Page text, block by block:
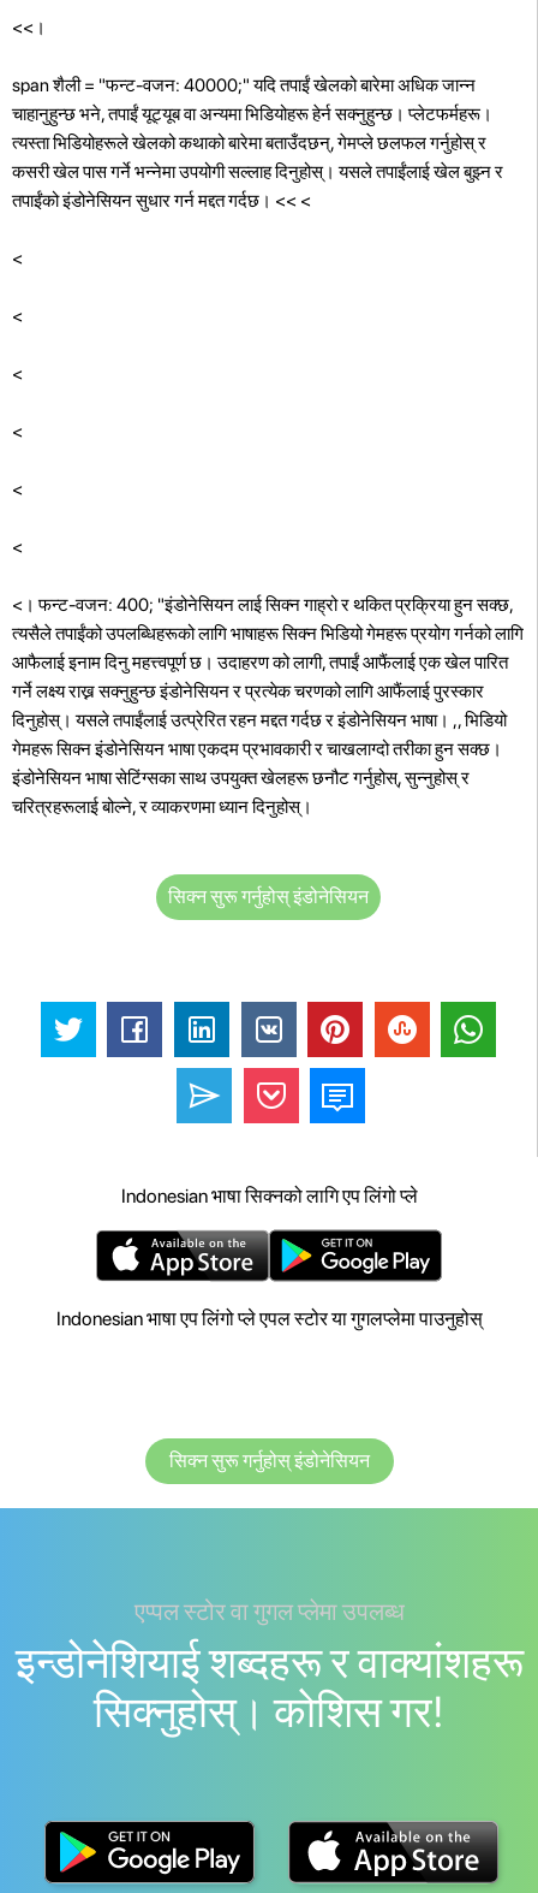
<<।
span शैली = "फन्ट-वजन: 40000;" यदि तपाईं खेलको बारेमा अधिक जान्न
चाहानुहुन्छ भने, तपाईं यूट्यूब वा अन्यमा भिडियोहरू हेर्न सक्नुहुन्छ। प्लेटफर्महरू।
त्यस्ता भिडियोहरूले खेलको कथाको बारेमा बताउँदछन्, गेमप्ले छलफल गर्नुहोस् र
कसरी खेल पास गर्ने भन्नेमा उपयोगी सल्लाह दिनुहोस्। यसले तपाईंलाई खेल बुझ्न र
तपाईंको इंडोनेसियन सुधार गर्न मद्दत गर्दछ। << <
<
<
<
<
<
<
<। फन्ट-वजन: 400; "इंडोनेसियन लाई सिक्न गाह्रो र थकित प्रक्रिया हुन सक्छ,
त्यसैले तपाईंको उपलब्धिहरूको लागि भाषाहरू सिक्न भिडियो गेमहरू प्रयोग गर्नको लागि
आफैलाई इनाम दिनु महत्त्वपूर्ण छ। उदाहरण को लागी, तपाईं आफैंलाई एक खेल पारित
गर्ने लक्ष्य राख्न सक्नुहुन्छ इंडोनेसियन र प्रत्येक चरणको लागि आफैंलाई पुरस्कार
दिनुहोस्। यसले तपाईंलाई उत्प्रेरित रहन मद्दत गर्दछ र इंडोनेसियन भाषा। ,, भिडियो
गेमहरू सिक्न इंडोनेसियन भाषा एकदम प्रभावकारी र चाखलाग्दो तरीका हुन सक्छ।
इंडोनेसियन भाषा सेटिंग्सका साथ उपयुक्त खेलहरू छनौट गर्नुहोस्, सुन्नुहोस् र
चरित्रहरूलाई बोल्ने, र व्याकरणमा ध्यान दिनुहोस्।
सिक्न सुरू गर्नुहोस् इंडोनेसियन
Indonesian भाषा सिक्नको लागि एप लिंगो प्ले
Indonesian भाषा एप लिंगो प्ले एपल स्टोर या गुगलप्लेमा पाउनुहोस्
सिक्न सुरू गर्नुहोस् इंडोनेसियन
एप्पल स्टोर वा गुगल प्लेमा उपलब्ध
इन्डोनेशियाई शब्दहरू र वाक्यांशहरू
सिक्नुहोस्। काेशिस गर!